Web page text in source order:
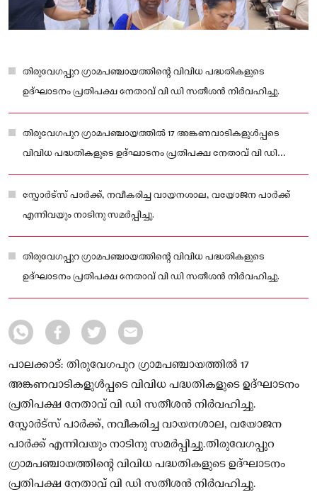
തിരുവേഗപ്പുറ ഗ്രാമപഞ്ചായത്തിന്റെ വിവിധ പദ്ധതികളുടെ
ഉദ്ഘാടനം പ്രതിപക്ഷ നേതാവ് വി ഡി സതീശൻ നിർവഹിച്ചു.
തിരുവേഗപുറ ഗ്രാമപഞ്ചായത്തിൽ 17 അങ്കണവാടികളുൾപ്പടെ
വിവിധ പദ്ധതികളുടെ ഉദ്‌ഘാടനം പ്രതിപക്ഷ നേതാവ് വി ഡി
സതീശൻ നിർവഹിച്ചു
സ്പോർട്സ് പാർക്ക്, നവീകരിച്ച വായനശാല, വയോജന പാർക്ക്
എന്നിവയും നാടിനു സമർപ്പിച്ചു.
തിരുവേഗപ്പുറ ഗ്രാമപഞ്ചായത്തിന്റെ വിവിധ പദ്ധതികളുടെ
ഉദ്ഘാടനം പ്രതിപക്ഷ നേതാവ് വി ഡി സതീശൻ നിർവഹിച്ചു.
പാലക്കാട്: തിരുവേഗപുറ ഗ്രാമപഞ്ചായത്തിൽ 17
അങ്കണവാടികളുൾപ്പടെ വിവിധ പദ്ധതികളുടെ ഉദ്‌ഘാടനം
പ്രതിപക്ഷ നേതാവ് വി ഡി സതീശൻ നിർവഹിച്ചു.
സ്പോർട്സ് പാർക്ക്, നവീകരിച്ച വായനശാല, വയോജന
പാർക്ക് എന്നിവയും നാടിനു സമർപ്പിച്ചു.തിരുവേഗപ്പുറ
ഗ്രാമപഞ്ചായത്തിന്റെ വിവിധ പദ്ധതികളുടെ ഉദ്ഘാടനം
പ്രതിപക്ഷ നേതാവ് വി ഡി സതീശൻ നിർവഹിച്ചു.